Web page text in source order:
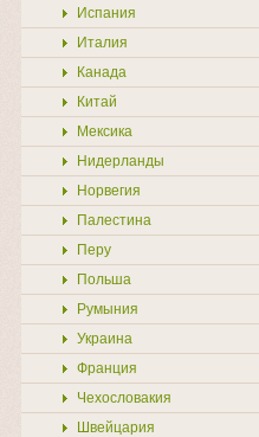
Испания
Италия
Канада
Китай
Мексика
Нидерланды
Норвегия
Палестина
Перу
Польша
Румыния
Украина
Франция
Чехословакия
Швейцария